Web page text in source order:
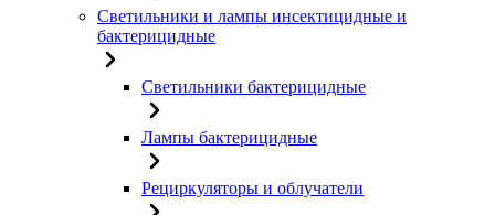
Светильники и лампы инсектицидные и
бактерицидные
Светильники бактерицидные
Лампы бактерицидные
Рециркуляторы и облучатели